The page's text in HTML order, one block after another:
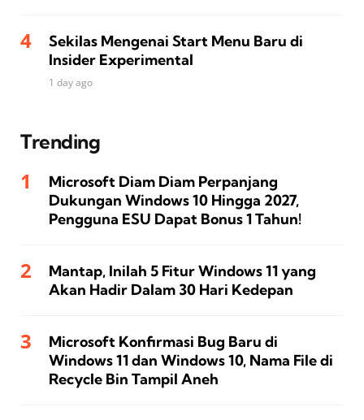
Sekilas Mengenai Start Menu Baru di
Insider Experimental
1 day ago
Trending
Microsoft Diam Diam Perpanjang
Dukungan Windows 10 Hingga 2027,
Pengguna ESU Dapat Bonus 1 Tahun!
Mantap, Inilah 5 Fitur Windows 11 yang
Akan Hadir Dalam 30 Hari Kedepan
Microsoft Konfirmasi Bug Baru di
Windows 11 dan Windows 10, Nama File di
Recycle Bin Tampil Aneh